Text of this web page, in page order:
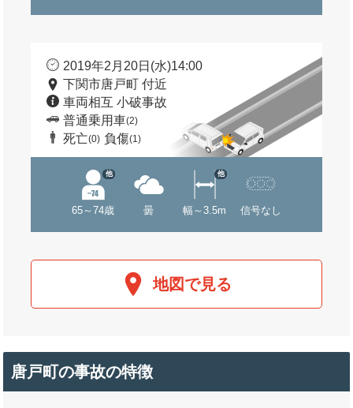
2019年2月20日(水)14:00
下関市唐戸町 付近
車両相互 小破事故
普通乗用車(2)
死亡(0) 負傷(1)
65～74歳
他
曇 幅～3.5m
他
信号なし
地図で見る
唐戸町の事故の特徴